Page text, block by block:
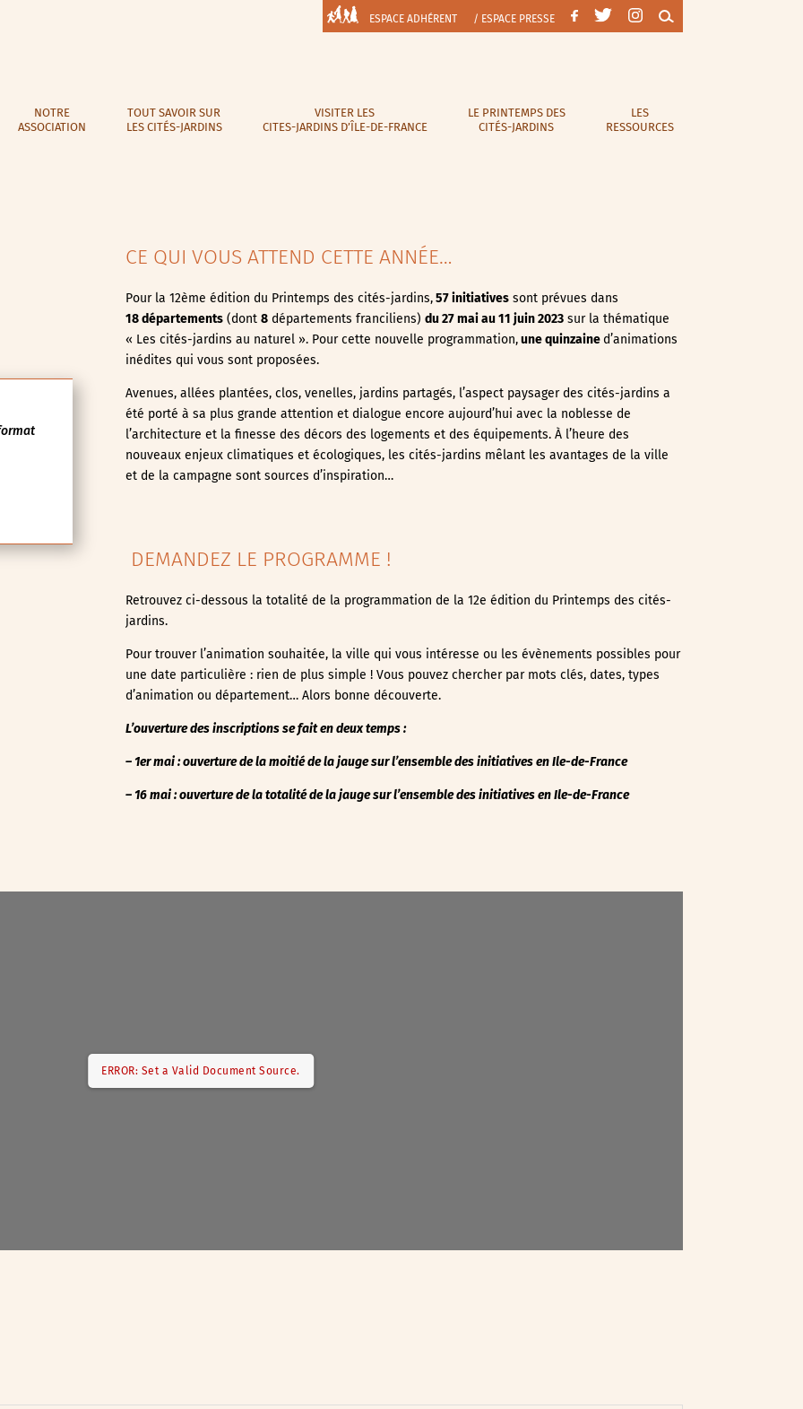
ESPACE ADHÉRENT / ESPACE PRESSE
NOTRE
ASSOCIATION
TOUT SAVOIR SUR
LES CITÉS-JARDINS
VISITER LES
CITES-JARDINS D’ÎLE-DE-FRANCE
LE PRINTEMPS DES
CITÉS-JARDINS
LES
RESSOURCES
CE QUI VOUS ATTEND CETTE ANNÉE…
Pour la 12ème édition du Printemps des cités-jardins,57 initiatives sont prévues dans
18 départements (dont8 départements franciliens)du 27 mai au 11 juin2023 sur la thématique
« Les cités-jardins au naturel ». Pour cette nouvelle programmation,une quinzaine d’animations
inédites qui vous sont proposées.
Avenues, allées plantées, clos, venelles, jardins partagés, l’aspect paysager des cités-jardins a
été porté à sa plus grande attention et dialogue encore aujourd’hui avec la noblesse de
l’architecture et la finesse des décors des logements et des équipements. À l’heure des
nouveaux enjeux climatiques et écologiques, les cités-jardins mêlant les avantages de la ville
et de la campagne sont sources d’inspiration…
DEMANDEZ LE PROGRAMME !
Retrouvez ci-dessous la totalité de la programmation de la 12e édition du Printemps des cités-
jardins.
Pour trouver l’animation souhaitée, la ville qui vous intéresse ou les évènements possibles pour
une date particulière : rien de plus simple ! Vous pouvez chercher par mots clés, dates, types
d’animation ou département… Alors bonne découverte.
L’ouverture des inscriptions se fait en deux temps :
– 1er mai : ouverture de la moitié de la jauge sur l’ensemble des initiatives en Ile-de-France
– 16 mai : ouverture de la totalité de la jaugesur l’ensemble des initiatives en Ile-de-France
ERROR: Set a Valid Document Source.